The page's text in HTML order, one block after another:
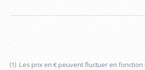
⑴ Les prix en € peuvent fluctuer en fonction